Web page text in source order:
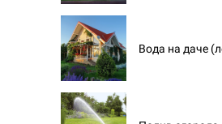
Вода на даче